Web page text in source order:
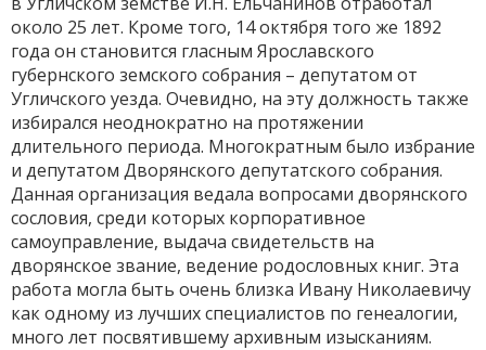
около 25 лет. Кроме того, 14 октября того же 1892
года он становится гласным Ярославского
губернского земского собрания – депутатом от
Угличского уезда. Очевидно, на эту должность также
избирался неоднократно на протяжении
длительного периода. Многократным было избрание
и депутатом Дворянского депутатского собрания.
Данная организация ведала вопросами дворянского
сословия, среди которых корпоративное
самоуправление, выдача свидетельств на
дворянское звание, ведение родословных книг. Эта
работа могла быть очень близка Ивану Николаевичу
как одному из лучших специалистов по генеалогии,
много лет посвятившему архивным изысканиям.